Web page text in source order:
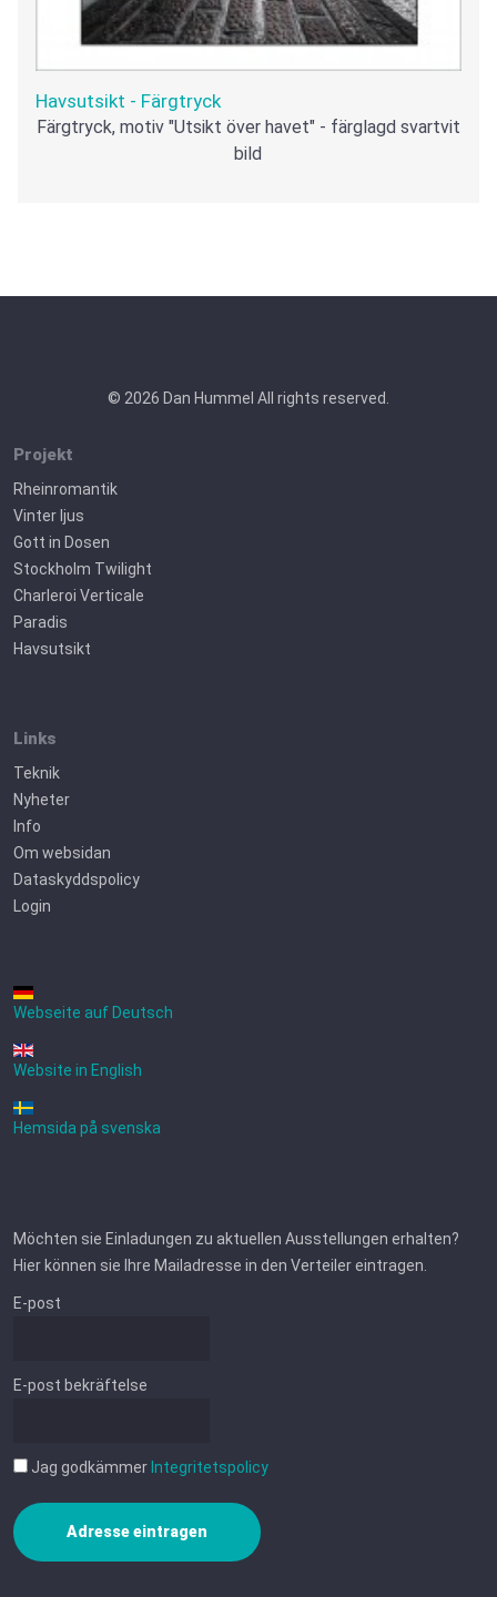
Havsutsikt - Färgtryck
Färgtryck, motiv "Utsikt över havet" - färglagd svartvit
bild
© 2026 Dan Hummel All rights reserved.
Projekt
Rheinromantik
Vinter ljus
Gott in Dosen
Stockholm Twilight
Charleroi Verticale
Paradis
Havsutsikt
Links
Teknik
Nyheter
Info
Om websidan
Dataskyddspolicy
Login
Webseite auf Deutsch
Website in English
Hemsida på svenska
Möchten sie Einladungen zu aktuellen Ausstellungen erhalten?
Hier können sie Ihre Mailadresse in den Verteiler eintragen.
E-post
E-post bekräftelse
Jag godkämmer Integritetspolicy
Adresse eintragen